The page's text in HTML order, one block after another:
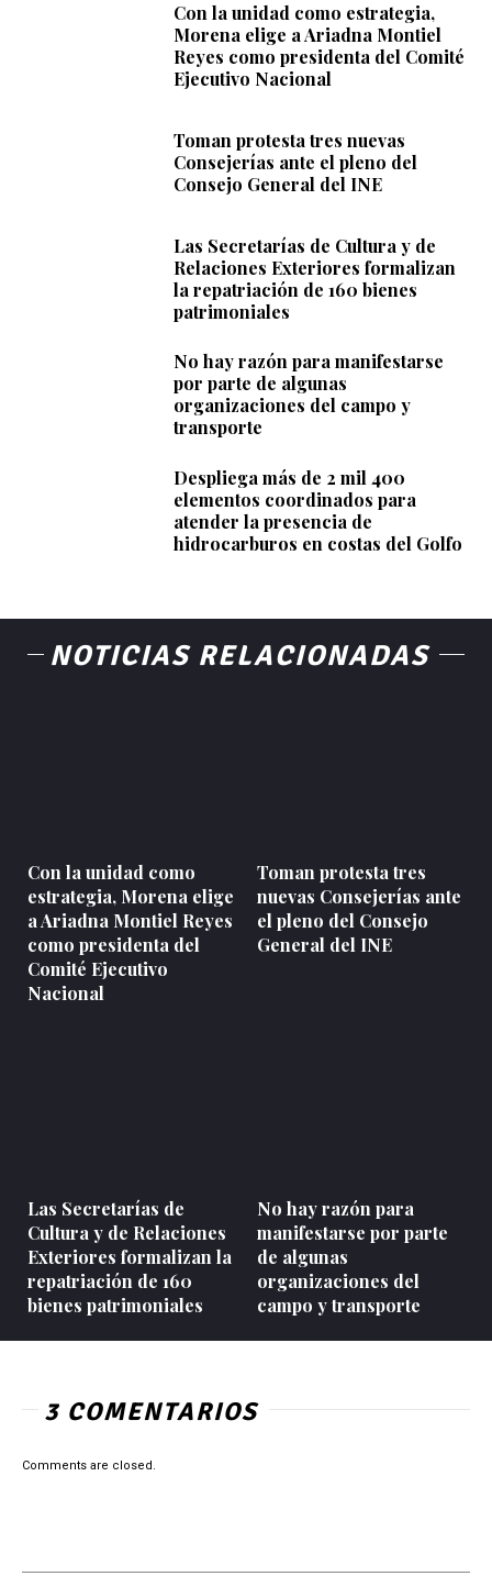
Con la unidad como estrategia,
Morena elige a Ariadna Montiel
Reyes como presidenta del Comité
Ejecutivo Nacional
Toman protesta tres nuevas
Consejerías ante el pleno del
Consejo General del INE
Las Secretarías de Cultura y de
Relaciones Exteriores formalizan
la repatriación de 160 bienes
patrimoniales
No hay razón para manifestarse
por parte de algunas
organizaciones del campo y
transporte
Despliega más de 2 mil 400
elementos coordinados para
atender la presencia de
hidrocarburos en costas del Golfo
NOTICIAS RELACIONADAS
Con la unidad como
estrategia, Morena elige
a Ariadna Montiel Reyes
como presidenta del
Comité Ejecutivo
Nacional
Toman protesta tres
nuevas Consejerías ante
el pleno del Consejo
General del INE
Las Secretarías de
Cultura y de Relaciones
Exteriores formalizan la
repatriación de 160
bienes patrimoniales
No hay razón para
manifestarse por parte
de algunas
organizaciones del
campo y transporte
3 COMENTARIOS
Comments are closed.